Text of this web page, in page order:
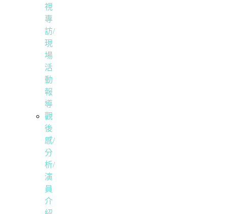
視
專
訪/
現
場
活
動
報
導
觀
後
感/
分
析/
演
員
介